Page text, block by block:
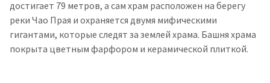
достигает 79 метров, а сам храм расположен на берегу
реки Чао Прая и охраняется двумя мифическими
гигантами, которые следят за землей храма. Башня храма
покрыта цветным фарфором и керамической плиткой.